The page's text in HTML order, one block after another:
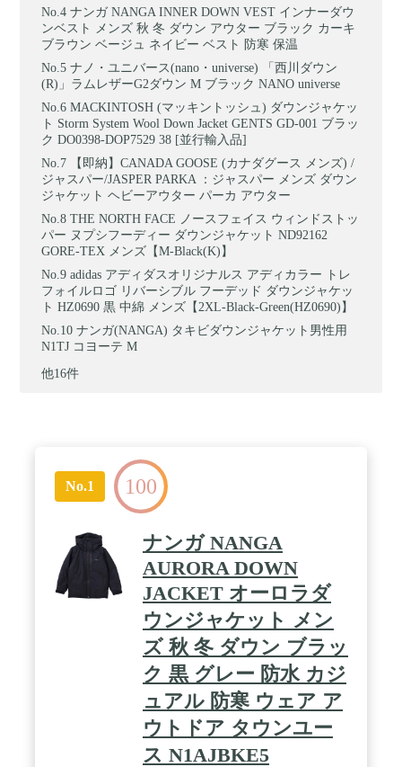
ナンガ NANGA INNER DOWN VEST インナーダウ
ンベスト メンズ 秋 冬 ダウン アウター ブラック カーキ
ブラウン ベージュ ネイビー ベスト 防寒 保温
ナノ・ユニバース(nano・universe) 「西川ダウン
(R)」ラムレザーG2ダウン M ブラック NANO universe
MACKINTOSH (マッキントッシュ) ダウンジャケッ
ト Storm System Wool Down Jacket GENTS GD-001 ブラッ
ク DO0398-DOP7529 38 [並行輸入品]
【即納】CANADA GOOSE (カナダグース メンズ) /
ジャスパー/JASPER PARKA ：ジャスパー メンズ ダウン
ジャケット ヘビーアウター パーカ アウター
THE NORTH FACE ノースフェイス ウィンドストッ
パー ヌプシフーディー ダウンジャケット ND92162
GORE-TEX メンズ【M-Black(K)】
adidas アディダスオリジナルス アディカラー トレ
フォイルロゴ リバーシブル フーデッド ダウンジャケッ
ト HZ0690 黒 中綿 メンズ【2XL-Black-Green(HZ0690)】
ナンガ(NANGA) タキビダウンジャケット男性用
N1TJ コヨーテ M
他16件
No.1 100
ナンガ NANGA
AURORA DOWN
JACKET オーロラダ
ウンジャケット メン
ズ 秋 冬 ダウン ブラッ
ク 黒 グレー 防水 カジ
ュアル 防寒 ウェア ア
ウトドア タウンユー
ス N1AJBKE5